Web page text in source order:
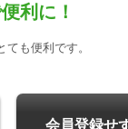
利に！
も便利です。
会員登録せ